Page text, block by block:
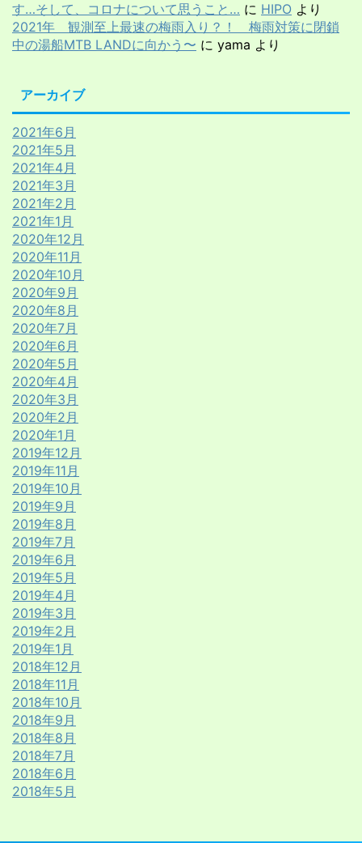
す…そして、コロナについて思うこと… に HIPO より
2021年 観測至上最速の梅雨入り？！ 梅雨対策に閉鎖
中の湯船MTB LANDに向かう〜 に yama より
アーカイブ
2021年6月
2021年5月
2021年4月
2021年3月
2021年2月
2021年1月
2020年12月
2020年11月
2020年10月
2020年9月
2020年8月
2020年7月
2020年6月
2020年5月
2020年4月
2020年3月
2020年2月
2020年1月
2019年12月
2019年11月
2019年10月
2019年9月
2019年8月
2019年7月
2019年6月
2019年5月
2019年4月
2019年3月
2019年2月
2019年1月
2018年12月
2018年11月
2018年10月
2018年9月
2018年8月
2018年7月
2018年6月
2018年5月